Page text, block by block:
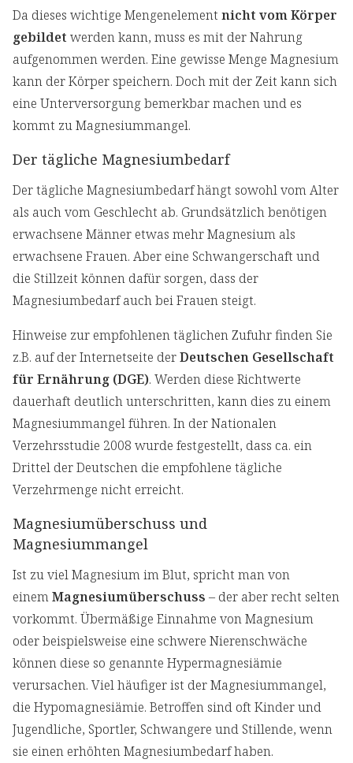
Da dieses wichtige Mengenelement nicht vom Körper
gebildet werden kann, muss es mit der Nahrung
aufgenommen werden. Eine gewisse Menge Magnesium
kann der Körper speichern. Doch mit der Zeit kann sich
eine Unterversorgung bemerkbar machen und es
kommt zu Magnesiummangel.
Der tägliche Magnesiumbedarf
Der tägliche Magnesiumbedarf hängt sowohl vom Alter
als auch vom Geschlecht ab. Grundsätzlich benötigen
erwachsene Männer etwas mehr Magnesium als
erwachsene Frauen. Aber eine Schwangerschaft und
die Stillzeit können dafür sorgen, dass der
Magnesiumbedarf auch bei Frauen steigt.
Hinweise zur empfohlenen täglichen Zufuhr finden Sie
z.B. auf der Internetseite derDeutschen Gesellschaft
für Ernährung (DGE). Werden diese Richtwerte
dauerhaft deutlich unterschritten, kann dies zu einem
Magnesiummangel führen. In der Nationalen
Verzehrsstudie 2008 wurde festgestellt, dass ca. ein
Drittel der Deutschen die empfohlene tägliche
Verzehrmenge nicht erreicht.
Magnesiumüberschuss und
Magnesiummangel
Ist zu viel Magnesium im Blut, spricht man von
einemMagnesiumüberschuss – der aber recht selten
vorkommt. Übermäßige Einnahme von Magnesium
oder beispielsweise eine schwere Nierenschwäche
können diese so genannte Hypermagnesiämie
verursachen. Viel häufiger ist der Magnesiummangel,
die Hypomagnesiämie. Betroffen sind oft Kinder und
Jugendliche, Sportler, Schwangere und Stillende, wenn
sie einen erhöhten Magnesiumbedarf haben.